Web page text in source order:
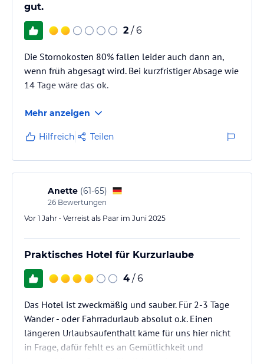
gut.
2 / 6
Die Stornokosten 80% fallen leider auch dann an,
wenn früh abgesagt wird. Bei kurzfristiger Absage wie
14 Tage wäre das ok.
Mehr anzeigen
Hilfreich Teilen
Anette (61-65)
26 Bewertungen
Vor 1 Jahr • Verreist als Paar im Juni 2025
Praktisches Hotel für Kurzurlaube
4 / 6
Das Hotel ist zweckmäßig und sauber. Für 2-3 Tage
Wander - oder Fahrradurlaub absolut o.k. Einen
längeren Urlaubsaufenthalt käme für uns hier nicht
in Frage, dafür fehlt es an Gemütlichkeit und